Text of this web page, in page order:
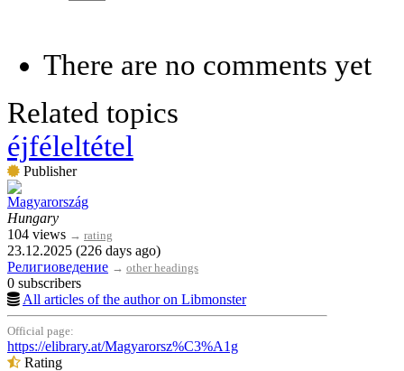
There are no comments yet
Related topics
éjféleltétel
Publisher
Magyarország
Hungary
104 views → rating
23.12.2025 (226 days ago)
Религиоведение → other headings
0 subscribers
All articles of the author on Libmonster
Official page:
https://elibrary.at/Magyarorsz%C3%A1g
Rating